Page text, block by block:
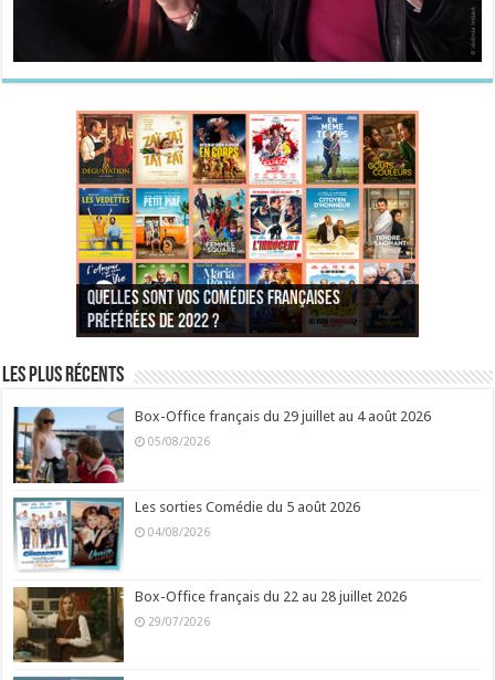
Quelles sont vos comédies françaises
préférées de 2022 ?
Quel est votre personnage préféré du Père
Noël est une ordure ?
Quelles sont vos comédies françaises
préférées de 2021 ?
Quel est votre « Gendarme » préféré ?
Quels sont vos 3 comédies de Jean-Marie Poiré
préférées ?
Quel est votre « Tati » préféré ?
Quel est votre « bronzé » préféré ?
Les plus récents
Box-Office français du 29 juillet au 4 août 2026
05/08/2026
Les sorties Comédie du 5 août 2026
04/08/2026
Box-Office français du 22 au 28 juillet 2026
29/07/2026